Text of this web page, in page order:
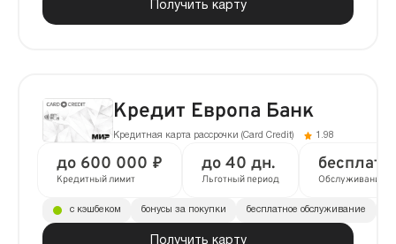
Получить карту
Кредит Европа Банк
Кредитная карта рассрочки (Сard Сredit) 1.98
до 600 000 ₽
Кредитный лимит
до 40 дн.
Льготный период Обслуживание
Получить карту
с кэшбеком бонусы за покупки бесплатное обслуживание